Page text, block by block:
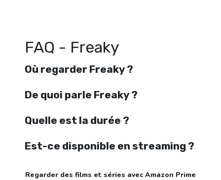
FAQ - Freaky
Où regarder Freaky ?
De quoi parle Freaky ?
Quelle est la durée ?
Est-ce disponible en streaming ?
Regarder des films et séries avec Amazon Prime